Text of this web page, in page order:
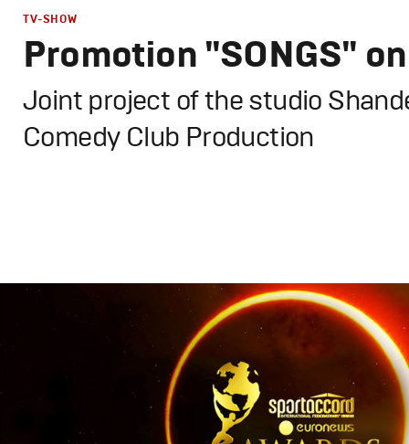
Promotion "SONGS"
Joint project of the studio
Comedy Club Production
Advertising
Продакшн Промо
TV-SHOW